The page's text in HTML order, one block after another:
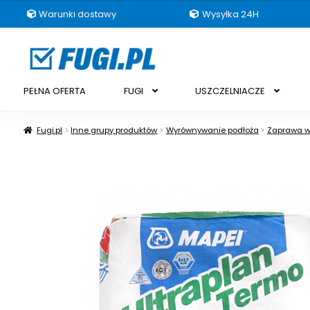
Warunki dostawy Wysyłka 24H
Przejdź
Przejdź
PEŁNA OFERTA
FUGI USZCZELNIACZE
Fugi.pl Inne grupy produktów Wyrównywanie podłoża Zaprawa